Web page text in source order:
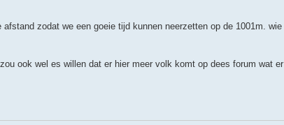
zodat we een goeie tijd kunnen neerzetten op de 1001m. wie
ook wel es willen dat er hier meer volk komt op dees forum wat er